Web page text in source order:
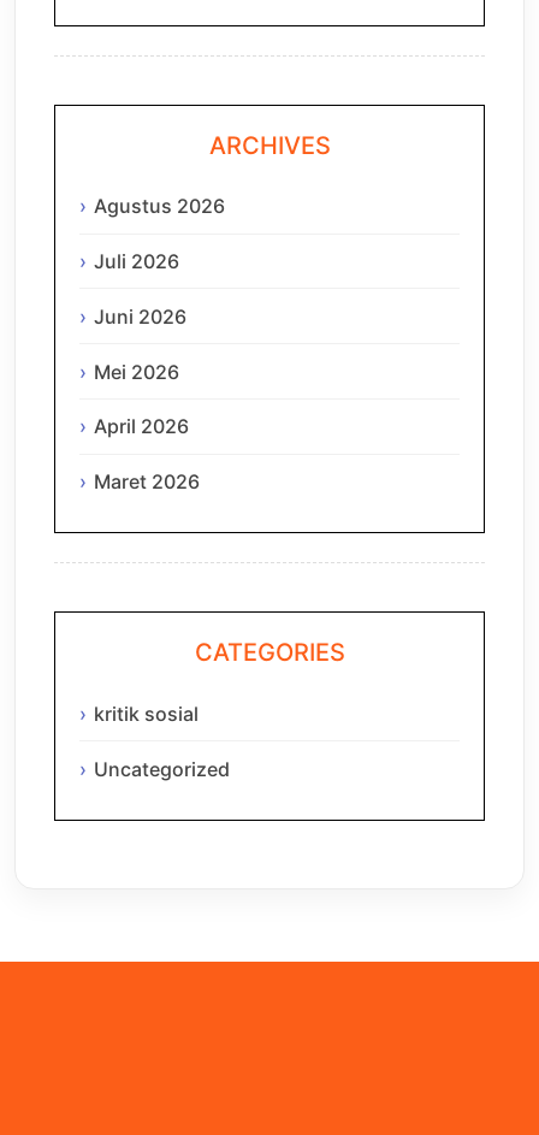
ARCHIVES
Agustus 2026
Juli 2026
Juni 2026
Mei 2026
April 2026
Maret 2026
CATEGORIES
kritik sosial
Uncategorized